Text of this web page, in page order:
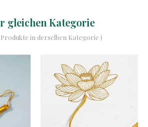
gleichen Kategorie
in derselben Kategorie )